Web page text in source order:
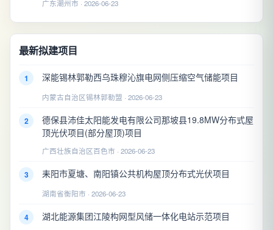
广东潮州市 · 2026-06-23
最新拟建项目
1 深能锡林郭勒西乌珠穆沁旗电网侧压缩空气储能项目
内蒙古自治区锡林郭勒盟 · 2026-06-23
2
德保县沛佳太阳能发电有限公司那坡县19.8MW分布式屋
顶光伏项目(部分屋顶)项目
广西壮族自治区百色市 · 2026-06-23
3 耒阳市夏塘、南阳镇公共机构屋顶分布式光伏项目
湖南省衡阳市 · 2026-06-23
4 湖北能源集团江陵构网型风储一体化电站示范项目